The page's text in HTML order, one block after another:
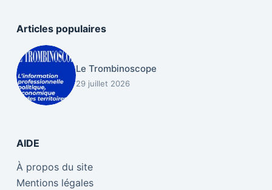
Articles populaires
Le Trombinoscope
29 juillet 2026
AIDE
À propos du site
Mentions légales